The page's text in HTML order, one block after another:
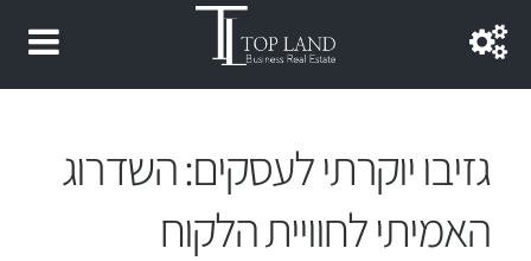
גזיבו יוקרתי לעסקים: השדרוג
האמיתי לחוויית הלקוח